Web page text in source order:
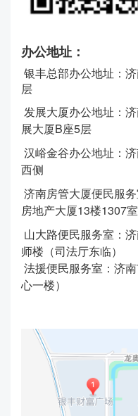
办公地址：
银丰总部办公地址：
层
发展大厦办公地址：
展大厦B座5层
汉峪金谷办公地址：
西侧
济南房管大厦便民服
房地产大厦13楼1307室
山大路便民服务室：
师楼（司法厅东临）
法援便民服务室： 济
心一楼）